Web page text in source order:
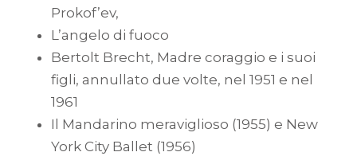
Prokof’ev,
L’angelo di fuoco
Bertolt Brecht, Madre coraggio e i suoi
figli, annullato due volte, nel 1951 e nel
1961
Il Mandarino meraviglioso (1955) e New
York City Ballet (1956)